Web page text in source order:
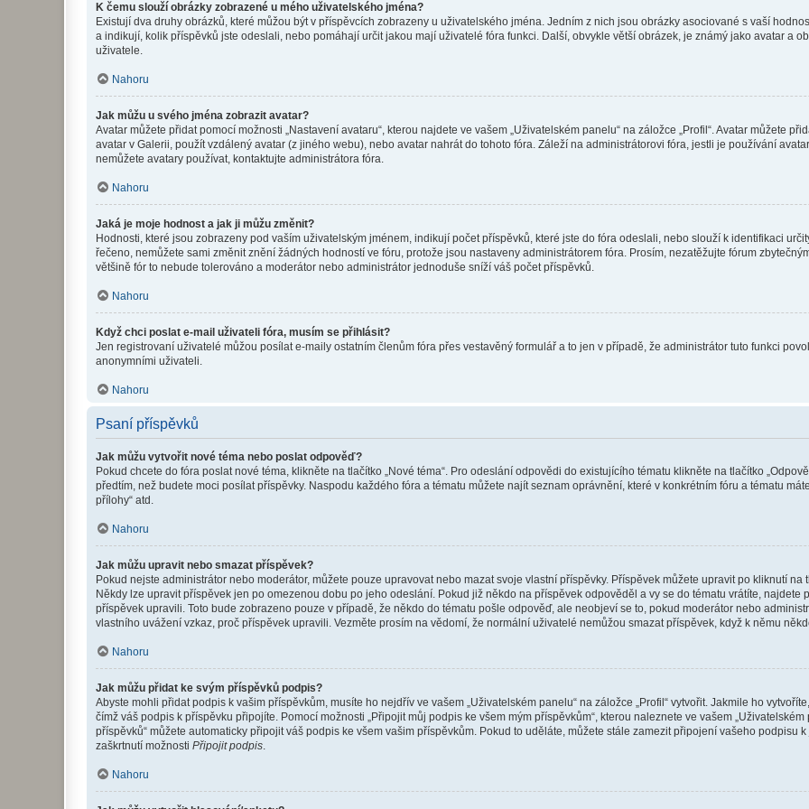
K čemu slouží obrázky zobrazené u mého uživatelského jména?
Existují dva druhy obrázků, které můžou být v příspěvcích zobrazeny u uživatelského jména. Jedním z nich jsou obrázky asociované s vaší
a indikují, kolik příspěvků jste odeslali, nebo pomáhají určit jakou mají uživatelé fóra funkci. Další, obvykle větší obrázek, je známý jako avatar a
uživatele.
Nahoru
Jak můžu u svého jména zobrazit avatar?
Avatar můžete přidat pomocí možnosti „Nastavení avataru“, kterou najdete ve vašem „Uživatelském panelu“ na záložce „Profil“. Avatar můžete
avatar v Galerii, použít vzdálený avatar (z jiného webu), nebo avatar nahrát do tohoto fóra. Záleží na administrátorovi fóra, jestli je používání
nemůžete avatary používat, kontaktujte administrátora fóra.
Nahoru
Jaká je moje hodnost a jak ji můžu změnit?
Hodnosti, které jsou zobrazeny pod vaším uživatelským jménem, indikují počet příspěvků, které jste do fóra odeslali, nebo slouží k identifikaci
řečeno, nemůžete sami změnit znění žádných hodností ve fóru, protože jsou nastaveny administrátorem fóra. Prosím, nezatěžujte fórum
většině fór to nebude tolerováno a moderátor nebo administrátor jednoduše sníží váš počet příspěvků.
Nahoru
Když chci poslat e-mail uživateli fóra, musím se přihlásit?
Jen registrovaní uživatelé můžou posílat e-maily ostatním členům fóra přes vestavěný formulář a to jen v případě, že administrátor tuto funkci
anonymními uživateli.
Nahoru
Psaní příspěvků
Jak můžu vytvořit nové téma nebo poslat odpověď?
Pokud chcete do fóra poslat nové téma, klikněte na tlačítko „Nové téma“. Pro odeslání odpovědi do existujícího tématu klikněte na tlačítko
předtím, než budete moci posílat příspěvky. Naspodu každého fóra a tématu můžete najít seznam oprávnění, které v konkrétním fóru a tématu
přílohy“ atd.
Nahoru
Jak můžu upravit nebo smazat příspěvek?
Pokud nejste administrátor nebo moderátor, můžete pouze upravovat nebo mazat svoje vlastní příspěvky. Příspěvek můžete upravit po kliknutí na
Někdy lze upravit příspěvek jen po omezenou dobu po jeho odeslání. Pokud již někdo na příspěvek odpověděl a vy se do tématu vrátíte, najdete
příspěvek upravili. Toto bude zobrazeno pouze v případě, že někdo do tématu pošle odpověď, ale neobjeví se to, pokud moderátor nebo
vlastního uvážení vzkaz, proč příspěvek upravili. Vezměte prosím na vědomí, že normální uživatelé nemůžou smazat příspěvek, když k němu
Nahoru
Jak můžu přidat ke svým příspěvků podpis?
Abyste mohli přidat podpis k vašim příspěvkům, musíte ho nejdřív ve vašem „Uživatelském panelu“ na záložce „Profil“ vytvořit. Jakmile ho
čímž váš podpis k příspěvku připojíte. Pomocí možnosti „Připojit můj podpis ke všem mým příspěvkům“, kterou naleznete ve vašem
příspěvků“ můžete automaticky připojit váš podpis ke všem vašim příspěvkům. Pokud to uděláte, můžete stále zamezit připojení vašeho podpisu
zaškrtnutí možnosti Připojit podpis
Nahoru